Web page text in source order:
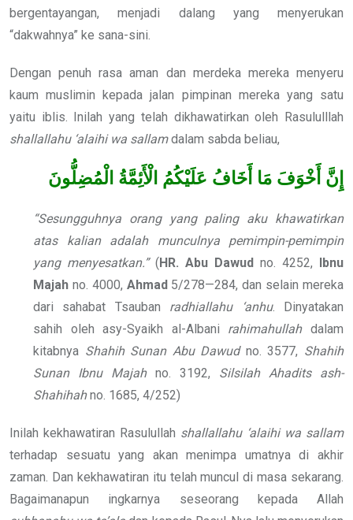
bergentayangan, menjadi dalang yang menyerukan
“dakwahnya” ke sana-sini.
Dengan penuh rasa aman dan merdeka mereka menyeru
kaum muslimin kepada jalan pimpinan mereka yang satu
yaitu iblis. Inilah yang telah dikhawatirkan oleh Rasululllah
shallallahu ‘alaihi wa sallamdalam sabda beliau,
إِنَّ أَخْوَفَ مَا أَخَافُ عَلَيْكُمُ الْأَئِمَّةُ الْمُضِلُّونَ
“Sesungguhnya orang yang paling aku khawatirkan
atas kalian adalah munculnya pemimpin-pemimpin
yang menyesatkan.” (HR. Abu Dawud no. 4252, Ibnu
Majah no. 4000, Ahmad5/278—284, dan selain mereka
dari sahabat Tsauban radhiallahu ‘anhu. Dinyatakan
sahih oleh asy-Syaikh al-Albani rahimahullahdalam
kitabnya Shahih Sunan Abu Dawud no. 3577, Shahih
Sunan Ibnu Majah no. 3192, Silsilah Ahadits ash-
Shahihahno. 1685, 4/252)
Inilah kekhawatiran Rasulullah shallallahu ‘alaihi wa sallam
terhadap sesuatu yang akan menimpa umatnya di akhir
zaman. Dan kekhawatiran itu telah muncul di masa sekarang.
Bagaimanapun ingkarnya seseorang kepada Allah